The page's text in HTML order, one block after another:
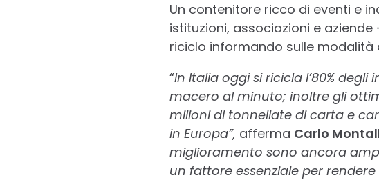
Un contenitore ricco di eventi e
istituzioni, associazioni e
riciclo informando sulle
“In Italia oggi si ricicla l’80%
macero al minuto; inoltre gli
milioni di tonnellate di carta e
in Europa”, afferma Carlo
miglioramento sono ancora
un fattore essenziale per